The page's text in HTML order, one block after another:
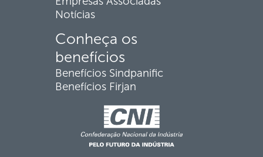
Notícias
Conheça os
benefícios
Benefícios Sindpanific
Benefícios Firjan